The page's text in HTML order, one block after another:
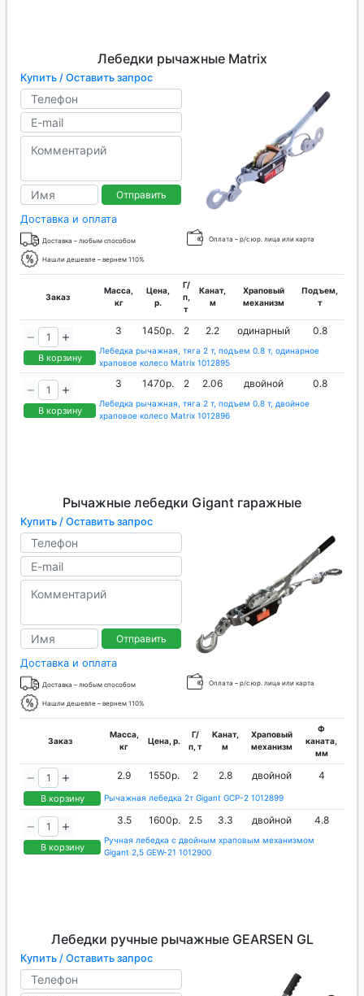
Лебедки рычажные Matrix
Купить / Оставить запрос
Отправить
Доставка и оплата
Доставка – любым способом Оплата – р/с юр. лица или карта
Нашли дешевле – вернем 110%
Заказ
Масса,
кг
Цена,
р.
Г/
п,
т
Канат,
м
Храповый
механизм
Подъем,
т
В корзину
3 1450р. 2 2.2 одинарный 0.8
Лебедка рычажная, тяга 2 т, подъем 0.8 т, одинарное
храповое колесо Matrix 1012895
В корзину
3 1470р. 2 2.06 двойной 0.8
Лебедка рычажная, тяга 2 т, подъем 0.8 т, двойное
храповое колесо Matrix 1012896
Рычажные лебедки Gigant гаражные
Купить / Оставить запрос
Отправить
Доставка и оплата
Доставка – любым способом Оплата – р/с юр. лица или карта
Нашли дешевле – вернем 110%
Заказ
Масса,
кг
Цена, р.
Г/
п, т
Канат,
м
Храповый
механизм
Ф
каната,
мм
В корзину
2.9 1550р. 2 2.8 двойной 4
Рычажная лебедка 2т Gigant GCP-2 1012899
В корзину
3.5 1600р. 2.5 3.3 двойной 4.8
Ручная лебедка с двойным храповым механизмом
Gigant 2,5 GEW-21 1012900
Лебедки ручные рычажные GEARSEN GL
Купить / Оставить запрос